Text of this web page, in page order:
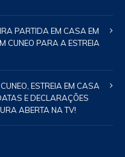
PARTIDA EM CASA EM
CUNEO PARA A ESTREIA
ESTREIA EM CASA
E DECLARAÇÕES
ABERTA NA TV!